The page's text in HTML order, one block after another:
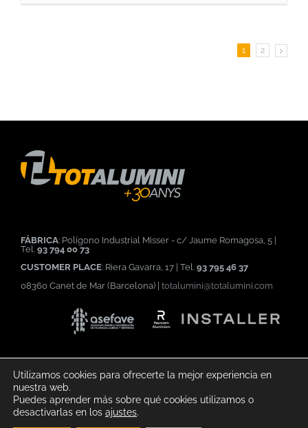
1 2
FÁBRICA: Polígono Industrial Misser - c/ Jaume Romagosa, 5 |
Tel.93 794 00 73
CUSTOMER PLACE: Riera Gavarra, 17 | Tel.93 795 46 37
08360 Canet de Mar (Barcelona) | totalumini@totalumini.com
©2026|Aviso legal| Política de privacidad|Política de cookies
Utilizamos cookies para ofrecerte la mejor experiencia en
nuestra web.
Puedes aprender más sobre qué cookies utilizamos o
desactivarlas en los ajustes.